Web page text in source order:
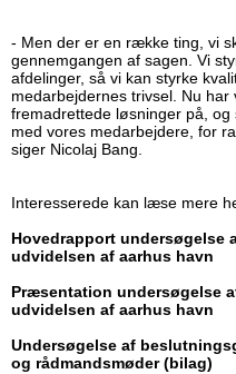
- Men der er en række ting, vi
gennemgangen af sagen. Vi
afdelinger, så vi kan styrke
medarbejdernes trivsel. Nu
fremadrettede løsninger på,
med vores medarbejdere, for
siger Nicolaj Bang.
Interesserede kan læse mere
Hovedrapport undersøgelse
udvidelsen af aarhus havn
Præsentation undersøgelse
udvidelsen af aarhus havn
Undersøgelse af
og rådmandsmøder (bilag)